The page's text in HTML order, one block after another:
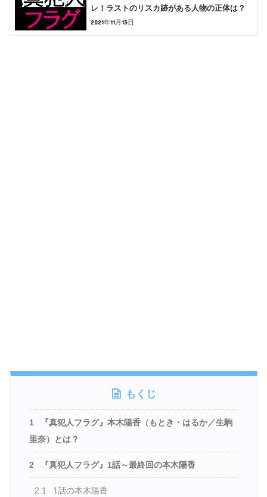
レ！ラストのリスカ跡がある人物の正体は？
2021年11月15日
もくじ
1
『真犯人フラグ』本木陽香（もとき・はるか／生駒
里奈）とは？
2 『真犯人フラグ』1話～最終回の本木陽香
2.1 1話の本木陽香